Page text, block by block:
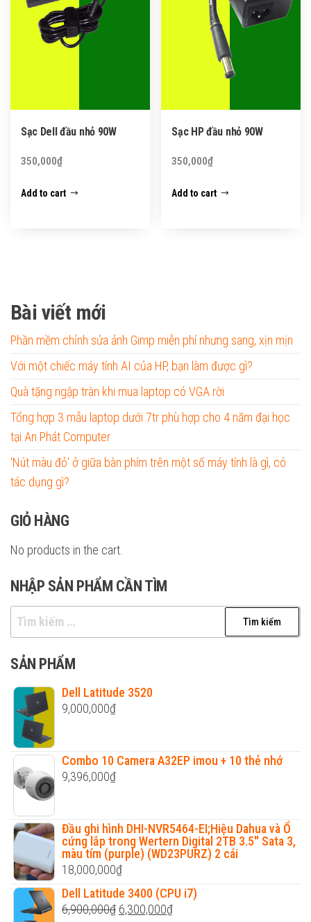
Sạc Dell đầu nhỏ 90W
350,000₫
Add to cart
Sạc HP đầu nhỏ 90W
350,000₫
Add to cart
Bài viết mới
Phần mềm chỉnh sửa ảnh Gimp miễn phí nhưng sang, xịn mịn
Với một chiếc máy tính AI của HP, bạn làm được gì?
Quà tặng ngập tràn khi mua laptop có VGA rời
Tổng hợp 3 mẫu laptop dưới 7tr phù hợp cho 4 năm đại học
tại An Phát Computer
‘Nút màu đỏ’ ở giữa bàn phím trên một số máy tính là gì, có
tác dụng gì?
GIỎ HÀNG
No products in the cart.
NHẬP SẢN PHẨM CẦN TÌM
Tìm
kiếm
cho:
SẢN PHẨM
Dell Latitude 3520
9,000,000₫
Combo 10 Camera A32EP imou + 10 thẻ nhớ
9,396,000₫
Đầu ghi hình DHI-NVR5464-EI;Hiệu Dahua và Ổ
cứng lắp trong Wertern Digital 2TB 3.5'' Sata 3,
màu tím (purple) (WD23PURZ) 2 cái
18,000,000₫
Dell Latitude 3400 (CPU i7)
6,900,000₫ Original
6,300,000₫Current